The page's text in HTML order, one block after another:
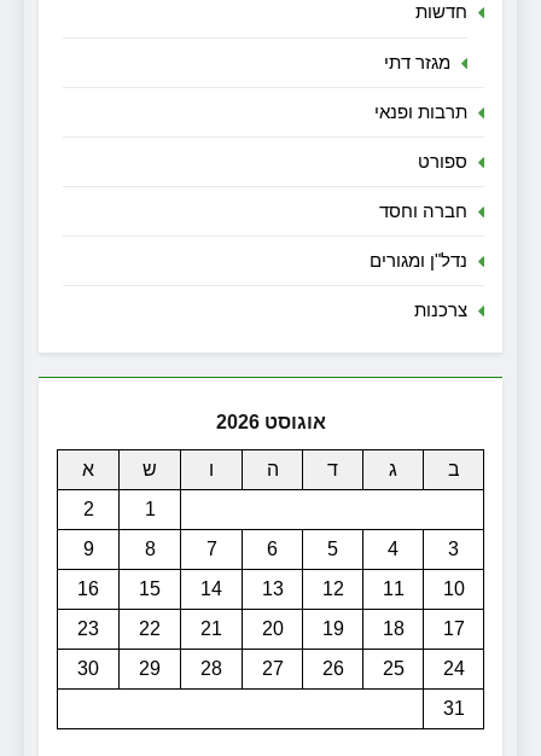
חדשות
מגזר דתי
תרבות ופנאי
ספורט
חברה וחסד
נדל"ן ומגורים
צרכנות
אוגוסט 2026
ב ג ד ה ו ש
א
1
2
3
4
5
6
7
8
9
10
11
12
13
14
15
16
17
18
19
20
21
22
23
24
25
26
27
28
29
30
31